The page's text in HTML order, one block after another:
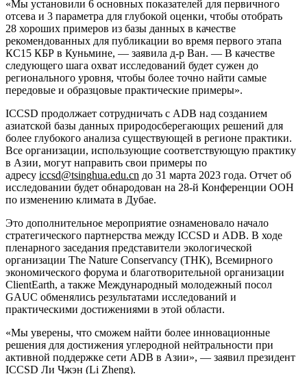
«Мы установили 6 основных показателей для первичного
отсева и 3 параметра для глубокой оценки, чтобы отобрать
28 хороших примеров из базы данных в качестве
рекомендованных для публикации во время первого этапа
КС15 КБР в Куньмине, — заявила д-р Ван. — В качестве
следующего шага охват исследований будет сужен до
регионального уровня, чтобы более точно найти самые
передовые и образцовые практические примеры».
ICCSD продолжает сотрудничать с ADB над созданием
азиатской базы данных природосберегающих решений для
более глубокого анализа существующей в регионе практики.
Все организации, использующие соответствующую практику
в Азии, могут направить свои примеры по
адресу iccsd@tsinghua.edu.cn до 31 марта 2023 года. Отчет об
исследовании будет обнародован на 28-й Конференции ООН
по изменению климата в Дубае.
Это дополнительное мероприятие ознаменовало начало
стратегического партнерства между ICCSD и ADB. В ходе
пленарного заседания представители экологической
организации The Nature Conservancy (ТНК), Всемирного
экономического форума и благотворительной организации
ClientEarth, а также Международный молодежный посол
GAUC обменялись результатами исследований и
практическими достижениями в этой области.
«Мы уверены, что сможем найти более инновационные
решения для достижения углеродной нейтральности при
активной поддержке сети ADB в Азии», — заявил президент
ICCSD Ли Чжэн (Li Zheng).